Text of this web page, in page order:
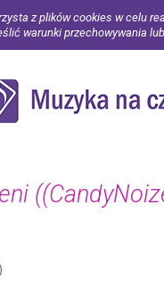
z plików cookies w celu
warunki przechowywania